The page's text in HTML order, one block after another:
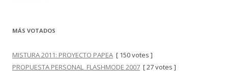
MÁS VOTADOS
MISTURA 2011: PROYECTO PAPEA [ 150 votes ]
PROPUESTA PERSONAL_FLASHMODE 2007 [ 27 votes ]